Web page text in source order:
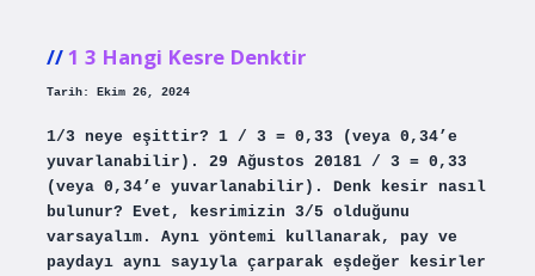
1 3 Hangi Kesre Denktir
Tarih: Ekim 26, 2024
1/3 neye eşittir? 1 / 3 = 0,33 (veya 0,34’e
yuvarlanabilir). 29 Ağustos 20181 / 3 = 0,33
(veya 0,34’e yuvarlanabilir). Denk kesir nasıl
bulunur? Evet, kesrimizin 3/5 olduğunu
varsayalım. Aynı yöntemi kullanarak, pay ve
paydayı aynı sayıyla çarparak eşdeğer kesirler